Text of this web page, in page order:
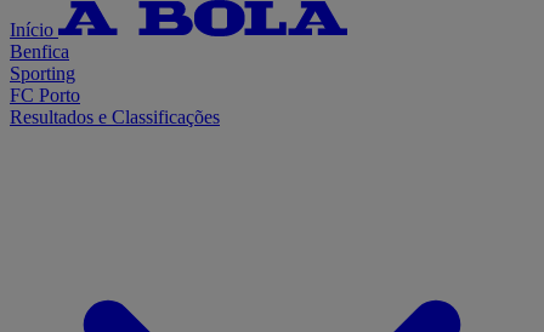
Início
Benfica
Sporting
FC Porto
Resultados e Classificações